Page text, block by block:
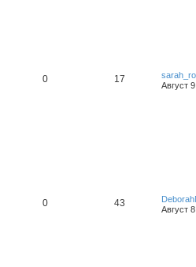
0 17
Август
0 43
Август